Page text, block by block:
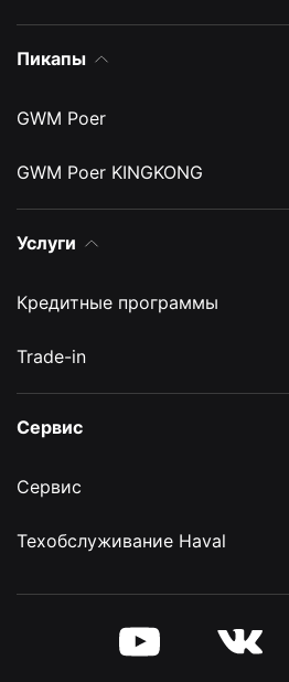
Пикапы
GWM Poer
GWM Poer KINGKONG
Услуги
Кредитные программы
Trade-in
Сервис
Сервис
Техобслуживание Haval